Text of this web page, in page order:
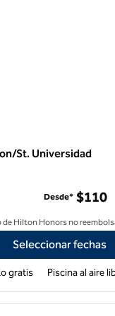
St. Universidad
Hilton Tucson/St.
Desde* $110
de Hilton Honors no
Seleccionar fechas
gratis Piscina al aire